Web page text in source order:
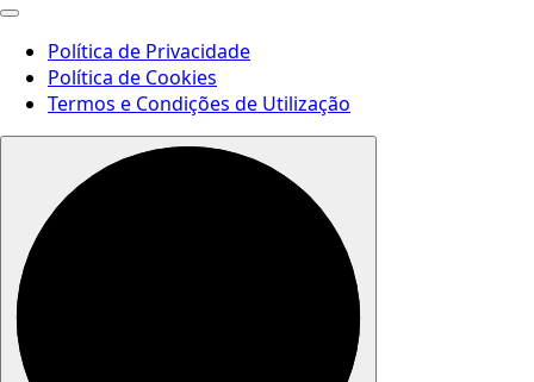
Política de Privacidade
Política de Cookies
Termos e Condições de Utilização